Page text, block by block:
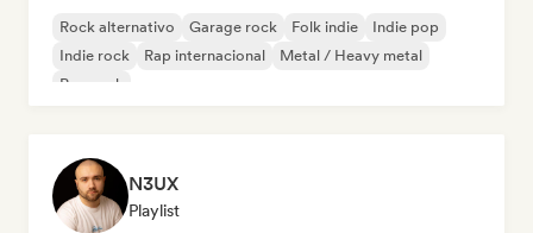
Rock alternativo Garage rock Folk indie
Indie pop
Indie rock
Rap internacional
Metal / Heavy metal
Pop rock
N3UX
Playlist